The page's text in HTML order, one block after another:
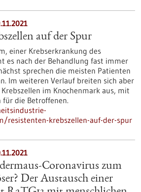
auf der Spur
einer Krebserkrankung des
es nach der Behandlung fast immer
sprechen die meisten Patienten
Im weiteren Verlauf breiten sich aber
im Knochenmark aus, mit
für die Betroffenen.
resistenten-krebszellen-auf-der-spur
Coronavirus zum
Der Austausch einer